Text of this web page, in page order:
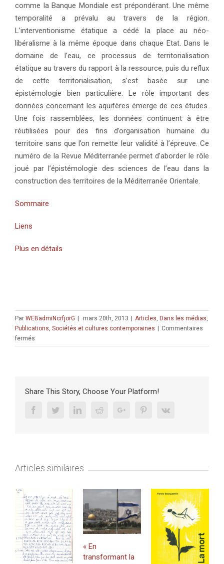
comme la Banque Mondiale est prépondérant. Une même
temporalité a prévalu au travers de la région.
L’interventionisme étatique a cédé la place au néo-
libéralisme à la même époque dans chaque Etat. Dans le
domaine de l’eau, ce processus de territorialisation
étatique au travers du rapport à la ressource, puis du reflux
de cette territorialisation, s’est basée sur une
épistémologie bien particulière. Le rôle important des
données concernant les aquifères émerge de ces études.
Une fois rassemblées, les données continuent à être
réutilisées pour des fins d’organisation humaine du
territoire sans que l’on remette leur validité à l’épreuve. Ce
numéro de la Revue Méditerranée permet d’aborder le rôle
joué par l’épistémologie des sciences de l’eau dans la
construction des territoires de la Méditerranée Orientale.
Sommaire
Liens
Plus en détails
Par WEBadmiNcrfjorG mars 20th, 2013 Articles, Dans les médias,
Publications, Sociétés et cultures contemporaines
Commentaires
fermés
« Enjeux
Méditerranée
par
Share This Story, Choose Your Platform!
FacebookTwitterLinkedinRedditGoogle+ PinterestVk
Articles similaires
« En
transformant la